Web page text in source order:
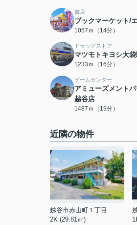
書店
ブックマーケット/
1057ｍ（14分）
ドラッグストア
マツモトキヨシ大
1233ｍ（16分）
ゲームセンター
アミューズメント
越谷店
1487ｍ（19分）
近隣の物件
越谷市赤山町１丁目
2K (29.81㎡)